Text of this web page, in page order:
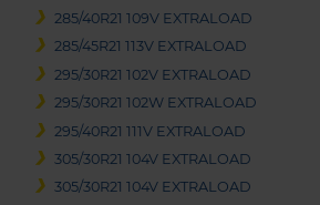
285/40R21 109V EXTRALOAD
285/45R21 113V EXTRALOAD
295/30R21 102V EXTRALOAD
295/30R21 102W EXTRALOAD
295/40R21 111V EXTRALOAD
305/30R21 104V EXTRALOAD
305/30R21 104V EXTRALOAD